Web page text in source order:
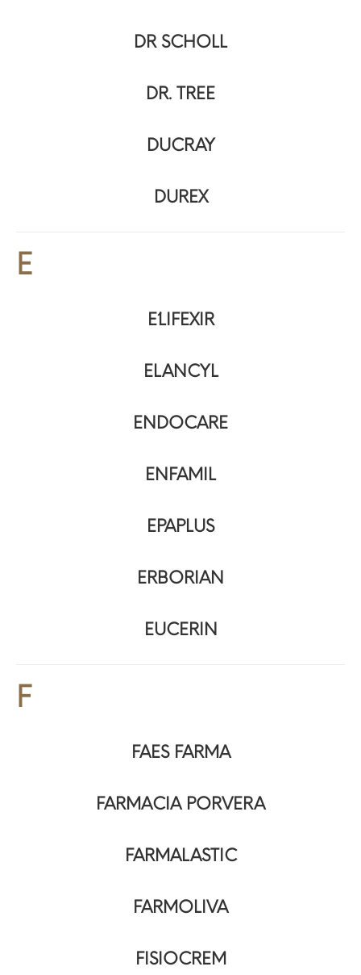
DR SCHOLL
DR. TREE
DUCRAY
DUREX
E
E´LIFEXIR
ELANCYL
ENDOCARE
ENFAMIL
EPAPLUS
ERBORIAN
EUCERIN
F
FAES FARMA
FARMACIA PORVERA
FARMALASTIC
FARMOLIVA
FISIOCREM